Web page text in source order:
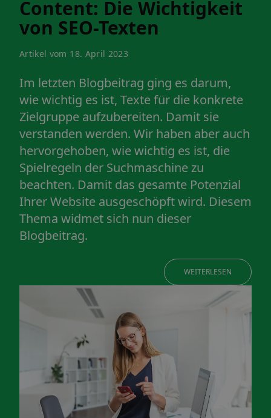
Content: Die Wichtigkeit
von SEO-Texten
Artikel vom 18. April 2023
Im letzten Blogbeitrag ging es darum,
wie wichtig es ist, Texte für die konkrete
Zielgruppe aufzubereiten. Damit sie
verstanden werden. Wir haben aber auch
hervorgehoben, wie wichtig es ist, die
Spielregeln der Suchmaschine zu
beachten. Damit das gesamte Potenzial
Ihrer Website ausgeschöpft wird. Diesem
Thema widmet sich nun dieser
Blogbeitrag.
WEITERLESEN